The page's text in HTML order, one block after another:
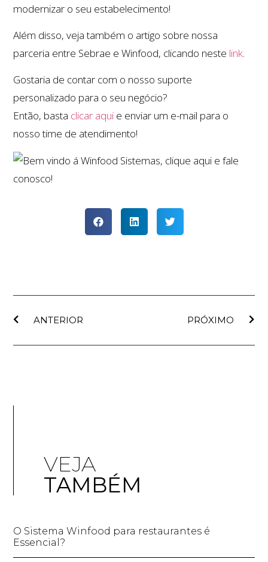
modernizar o seu estabelecimento!
Além disso, veja também o artigo sobre nossa
parceria entre Sebrae e Winfood, clicando neste link.
Gostaria de contar com o nosso suporte
personalizado para o seu negócio?
Então, basta clicar aqui e enviar um e-mail para o
nosso time de atendimento!
ANTERIOR PRÓXIMO
VEJA
TAMBÉM
O Sistema Winfood para restaurantes é
Essencial?